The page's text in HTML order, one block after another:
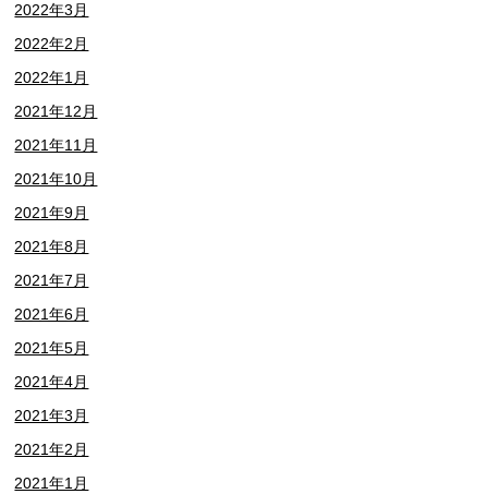
2022年3月
2022年2月
2022年1月
2021年12月
2021年11月
2021年10月
2021年9月
2021年8月
2021年7月
2021年6月
2021年5月
2021年4月
2021年3月
2021年2月
2021年1月